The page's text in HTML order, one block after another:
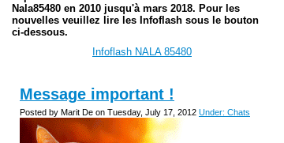
Nala85480 en 2010 jusqu'à mars 2018. Pour les
nouvelles veuillez lire les Infoflash sous le bouton
ci-dessous.
Infoflash NALA 85480
Message important !
Posted by Marit De on Tuesday, July 17, 2012 Under: Chats